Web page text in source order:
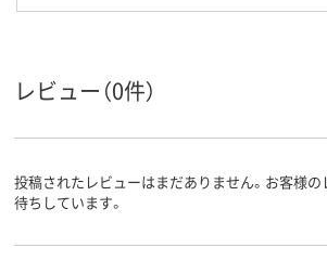
レビュー（0件）
投稿されたレビューはまだありません。お客様
待ちしています。